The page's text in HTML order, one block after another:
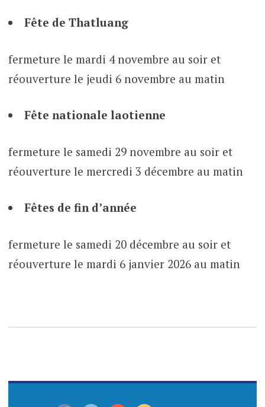
Fête de Thatluang
fermeture le mardi 4 novembre au soir et
réouverture le jeudi 6 novembre au matin
Fête nationale laotienne
fermeture le samedi 29 novembre au soir et
réouverture le mercredi 3 décembre au matin
Fêtes de fin d’année
fermeture le samedi 20 décembre au soir et
réouverture le mardi 6 janvier 2026 au matin